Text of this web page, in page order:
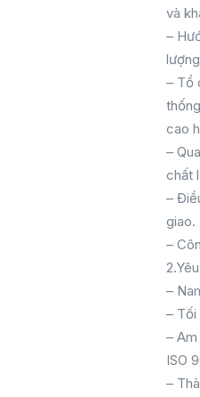
và
–
– Tổ
cao
–
chất
–
giao.
–
–
– Tối
–
ISO
–